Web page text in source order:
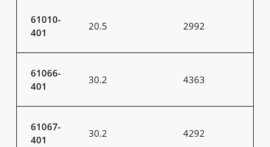
61010-
401
20.5 2992
61066-
401
30.2 4363
61067-
401
30.2 4292